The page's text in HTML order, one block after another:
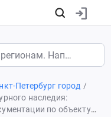
Петербург город
наследия:
по объекту